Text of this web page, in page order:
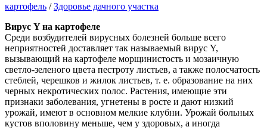
картофель /Здоровье дачного участка
Вирус Y на картофеле
Среди возбудителей вирусных болезней больше всего
неприятностей доставляет так называемый вирус Y,
вызывающий на картофеле морщинистость и мозаичную
светло-зеленого цвета пестроту листьев, а также полосчатость
стеблей, черешков и жилок листьев, т. е. образование на них
черных некротических полос. Растения, имеющие эти
признаки заболевания, угнетены в росте и дают низкий
урожай, имеют в основном мелкие клубни. Урожай больных
кустов вполовину меньше, чем у здоровых, а иногда